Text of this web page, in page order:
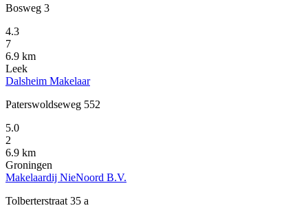
Bosweg 3
4.3
7
6.9 km
Leek
Dalsheim Makelaar
Paterswoldseweg 552
5.0
2
6.9 km
Groningen
Makelaardij NieNoord B.V.
Tolberterstraat 35 a